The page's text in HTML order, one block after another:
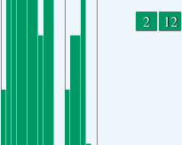
2 12